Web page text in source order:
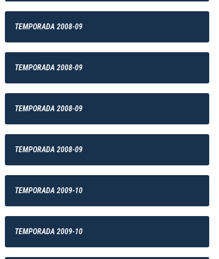
TEMPORADA 2008-09
TEMPORADA 2008-09
TEMPORADA 2008-09
TEMPORADA 2008-09
TEMPORADA 2009-10
TEMPORADA 2009-10